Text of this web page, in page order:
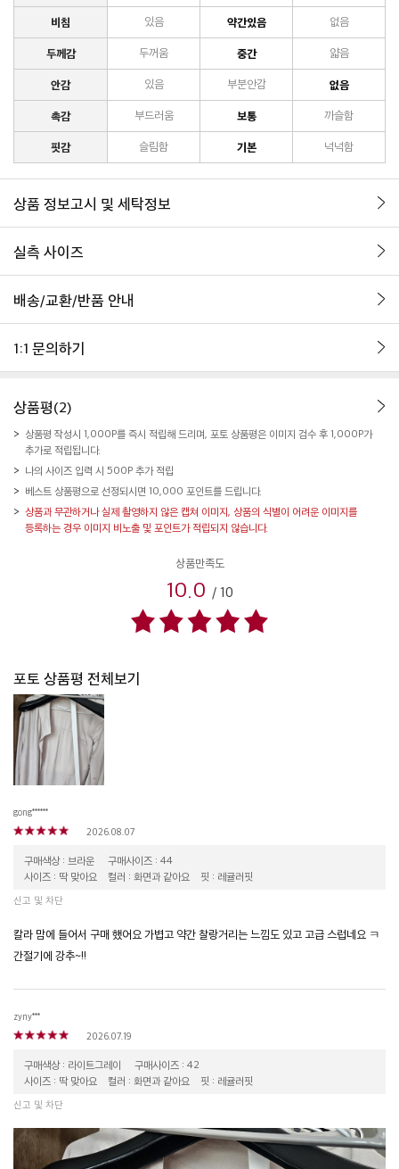
비침 있음 약간있음 없음
두께감 두꺼움 중간 얇음
안감 있음 부분안감 없음
촉감 부드러움 보통 까슬함
핏감 슬림함 기본 넉넉함
상품 정보고시 및 세탁정보
실측 사이즈
배송/교환/반품 안내
1:1 문의하기
상품평(2)
상품평 작성시 1,000P를 즉시 적립해 드리며, 포토 상품평은 이미지 검수 후 1,000P가
추가로 적립됩니다.
나의 사이즈 입력 시 500P 추가 적립
베스트 상품평으로 선정되시면 10,000 포인트를 드립니다.
상품과 무관하거나 실제 촬영하지 않은 캡쳐 이미지, 상품의 식별이 어려운 이미지를
등록하는 경우 이미지 비노출 및 포인트가 적립되지 않습니다.
상품만족도
10.0 / 10
포토 상품평 전체보기
gong******
2026.08.07
구매색상 : 브라운
구매사이즈 : 44
사이즈 : 딱 맞아요
컬러 : 화면과 같아요 핏 : 레귤러핏
신고 및 차단
칼라 맘에 들어서 구매 했어요 가볍고 약간 찰랑거리는 느낌도 있고 고급 스럽네요 ㅋ
간절기에 강추~!!
zyny***
2026.07.19
구매색상 : 라이트그레이
구매사이즈 : 42
사이즈 : 딱 맞아요
컬러 : 화면과 같아요 핏 : 레귤러핏
신고 및 차단